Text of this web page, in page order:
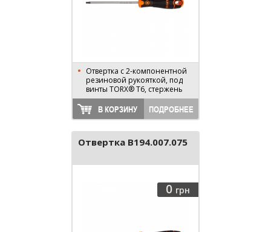
Отвертка с 2-компонентной
резиновой рукояткой, под
винты TORX® T6, стержень
75 мм, длина 170 мм
В КОРЗИНУ ПОДРОБНЕЕ
Отвертка B194.007.075
0 грн